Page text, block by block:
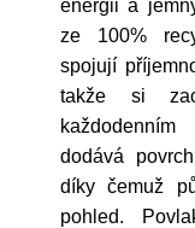
energii a
ze 100%
spojují
takže si
dodává
díky čemuž
pohled.